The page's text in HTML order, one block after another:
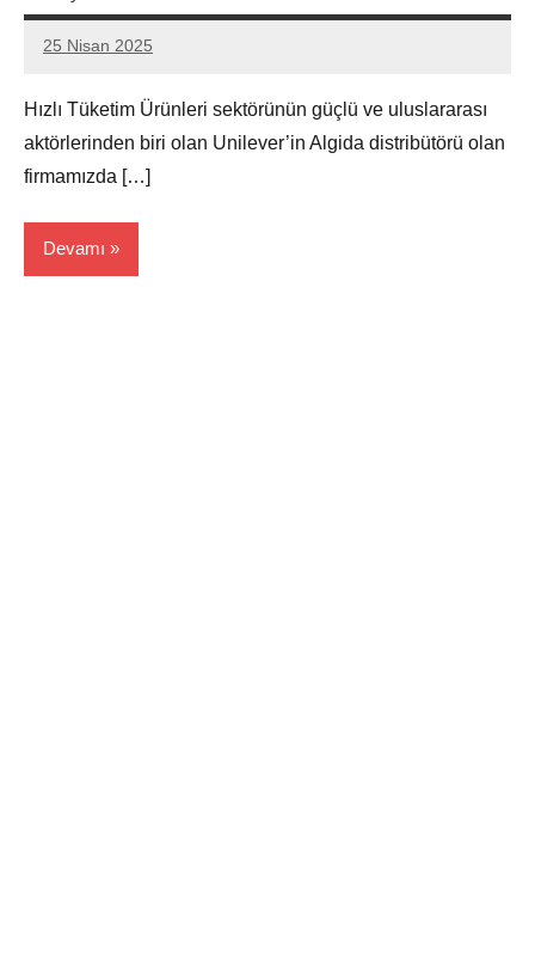
25 Nisan 2025
admin
Yorum
Hızlı Tüketim Ürünleri sektörünün güçlü ve uluslararası
aktörlerinden biri olan Unilever’in Algida distribütörü olan
firmamızda […]
Devamı